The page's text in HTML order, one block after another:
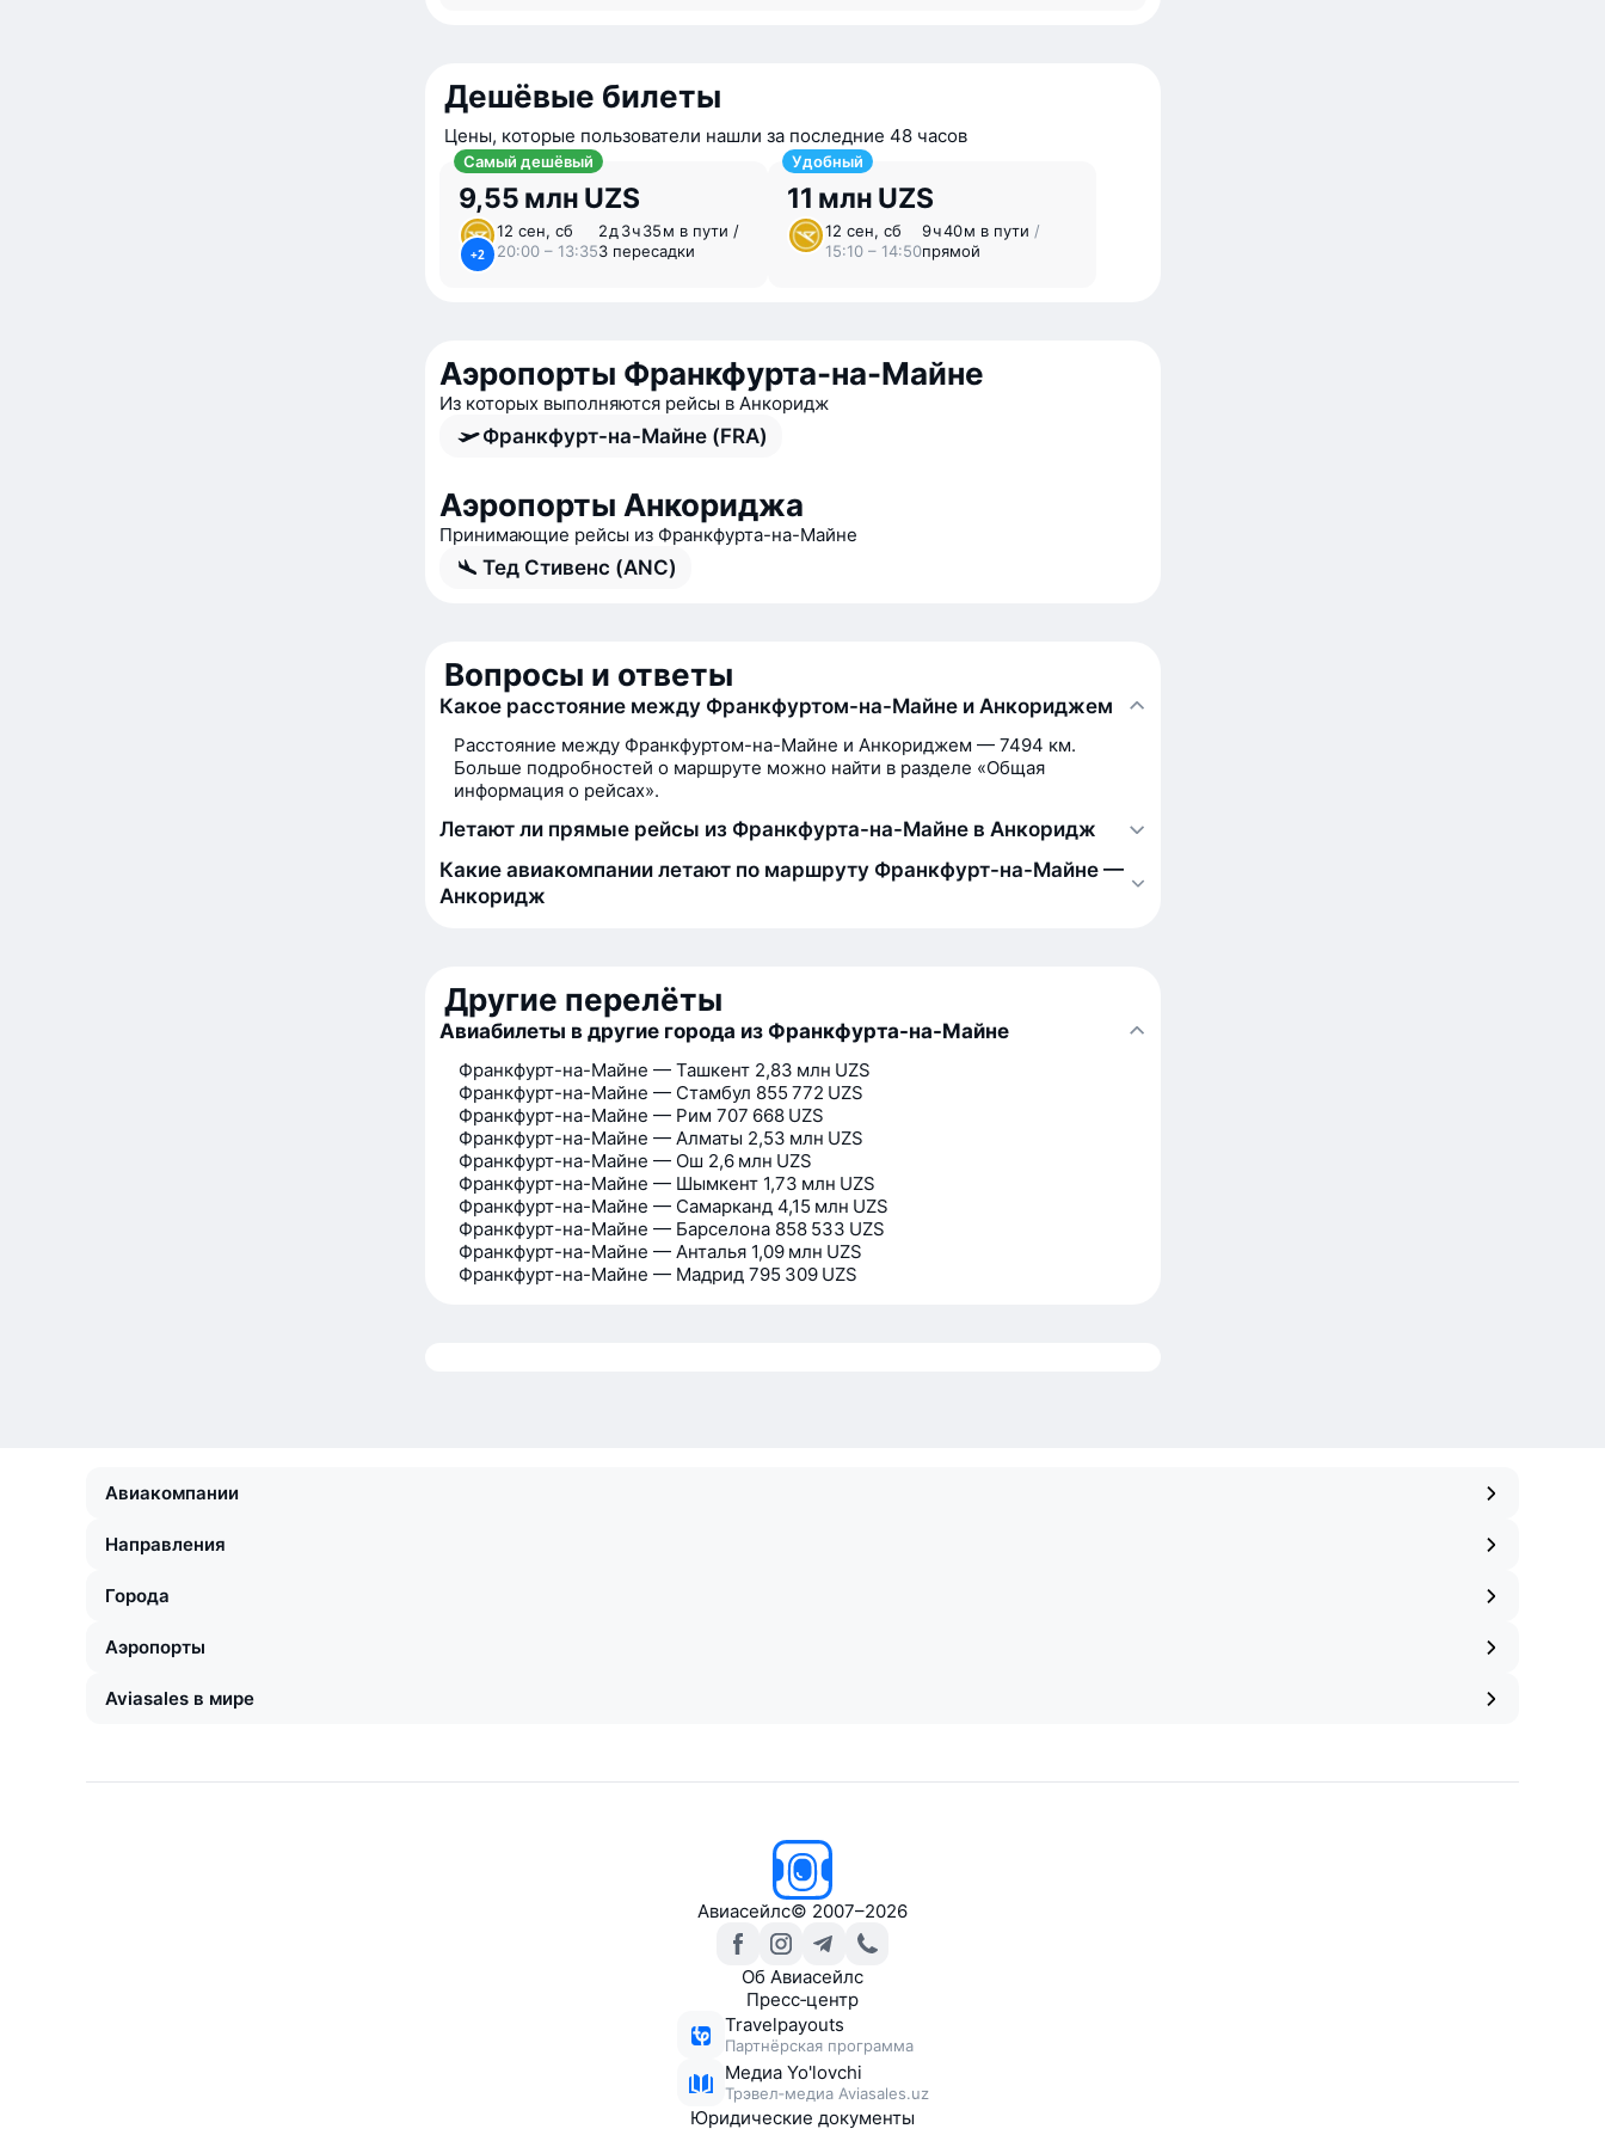
Дешёвые билеты
Цены, которые пользователи нашли за последние 48 часов
Самый дешёвый
9,55 млн UZS
+2
12 сен, сб
20:00 – 13:35
2 ⁠д 3 ⁠ч 35 ⁠м в пути /
3 пересадки
Удобный
11 млн UZS
12 сен, сб
15:10 – 14:50
9 ⁠ч 40 ⁠м в пути /
прямой
Аэропорты Франкфурта-на-Майне
Из которых выполняются рейсы в Анкоридж
Франкфурт-на-Майне (FRA)
Аэропорты Анкориджа
Принимающие рейсы из Франкфурта-на-Майне
Тед Стивенс (ANC)
Вопросы и ответы
Какое расстояние между Франкфуртом-на-Майне и Анкориджем
Расстояние между Франкфуртом-на-Майне и Анкориджем — 7494 км.
Больше подробностей о маршруте можно найти в разделе «Общая
информация о рейсах».
Летают ли прямые рейсы из Франкфурта-на-Майне в Анкоридж
Какие авиакомпании летают по маршруту Франкфурт-на-Майне —
Анкоридж
Другие перелёты
Авиабилеты в другие города из Франкфурта-на-Майне
Франкфурт-на-Майне — Ташкент 2,83 млн UZS
Франкфурт-на-Майне — Стамбул 855 772 UZS
Франкфурт-на-Майне — Рим 707 668 UZS
Франкфурт-на-Майне — Алматы 2,53 млн UZS
Франкфурт-на-Майне — Ош 2,6 млн UZS
Франкфурт-на-Майне — Шымкент 1,73 млн UZS
Франкфурт-на-Майне — Самарканд 4,15 млн UZS
Франкфурт-на-Майне — Барселона 858 533 UZS
Франкфурт-на-Майне — Анталья 1,09 млн UZS
Франкфурт-на-Майне — Мадрид 795 309 UZS
Авиакомпании
Направления
Города
Аэропорты
Aviasales в мире
Авиасейлс© 2007–2026
Об Авиасейлс
Пресс‑центр
Travelpayouts
Партнёрская программа
Медиа Yo'lovchi
Трэвел‑медиа Aviasales.uz
Юридические документы